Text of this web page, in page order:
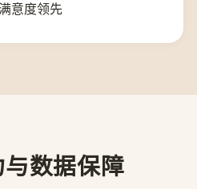
意度领先
数据保障